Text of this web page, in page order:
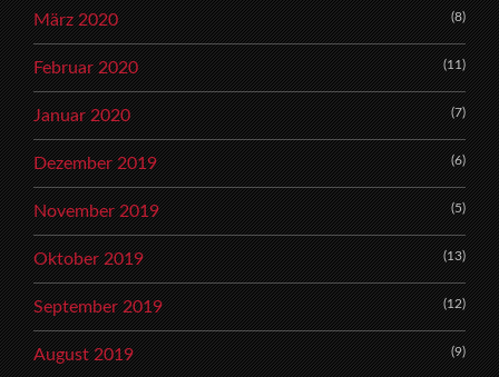
März 2020 (8)
Februar 2020 (11)
Januar 2020 (7)
Dezember 2019 (6)
November 2019 (5)
Oktober 2019 (13)
September 2019 (12)
August 2019 (9)